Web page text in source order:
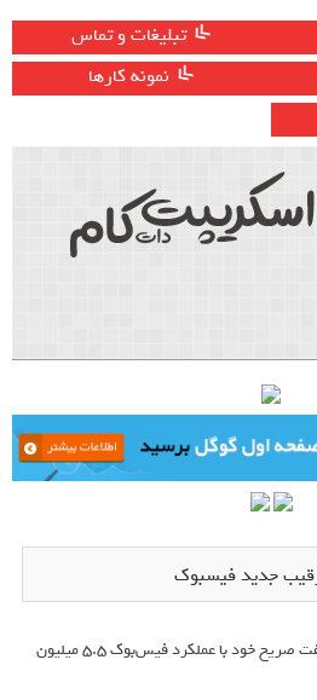
تبلیغات و تماس
نمونه کارها
شبکه اجتماعی ello به علت مخالفت صریح خود با عملکرد فیس‌بوک 5.5 میلیون